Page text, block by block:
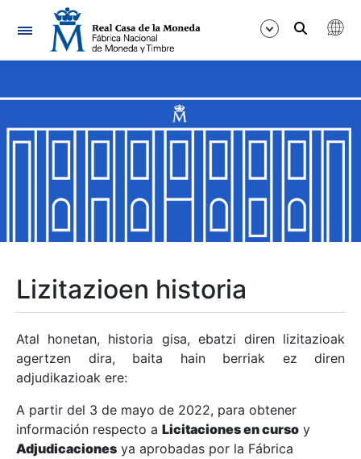
Nabigazioa
Erakutsi/Ezkutatu
Erakutsi/Ezkutatu
Erakutsi/Ezkutatu
Erakutsi/Ezkutatu
Erakutsi/Ezkutatu
Erakutsi/Ezkutatu
Lizitazioen historia
Atal honetan, historia gisa, ebatzi diren lizitazioak
agertzen dira, baita hain berriak ez diren
adjudikazioak ere:
A partir del 3 de mayo de 2022, para obtener
información respecto a Licitaciones en curso y
Adjudicaciones ya aprobadas por la Fábrica